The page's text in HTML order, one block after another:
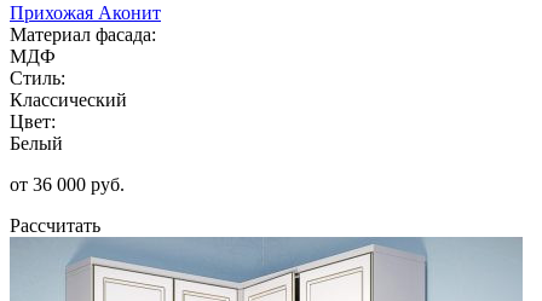
Прихожая Аконит
Материал фасада:
МДФ
Стиль:
Классический
Цвет:
Белый
от 36 000 руб.
Рассчитать